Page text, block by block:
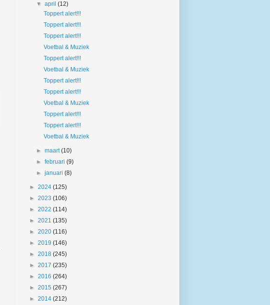
▼april(12)
Toppert alert!!!
Toppert alert!!!
Toppert alert!!!
Voetbal & Muziek
Toppert alert!!!
Voetbal & Muziek
Toppert alert!!!
Toppert alert!!!
Voetbal & Muziek
Toppert alert!!!
Toppert alert!!!
Voetbal & Muziek
►maart(10)
►februari(9)
►januari(8)
► 2024 (125)
► 2023 (106)
► 2022 (114)
► 2021 (135)
► 2020 (116)
► 2019 (146)
► 2018 (245)
► 2017 (235)
► 2016 (264)
► 2015 (267)
► 2014 (212)